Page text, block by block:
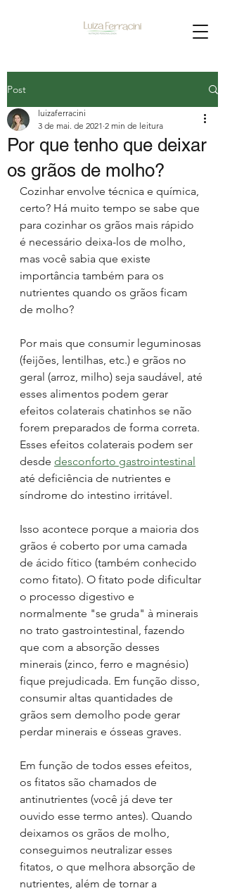
Post
Por que tenho que deixar
os grãos de molho?
luizaferracini
3 de mai. de 2021 2 min de leitura
Cozinhar envolve técnica e química,
certo? Há muito tempo se sabe que
para cozinhar os grãos mais rápido
é necessário deixa-los de molho,
mas você sabia que existe
importância também para os
nutrientes quando os grãos ficam
de molho?
Por mais que consumir leguminosas
(feijões, lentilhas, etc.) e grãos no
geral (arroz, milho) seja saudável, até
esses alimentos podem gerar
efeitos colaterais chatinhos se não
forem preparados de forma correta.
Esses efeitos colaterais podem ser
desde desconforto gastrointestinal
até deficiência de nutrientes e
síndrome do intestino irritável.
Isso acontece porque a maioria dos
grãos é coberto por uma camada
de ácido fítico (também conhecido
como fitato). O fitato pode dificultar
o processo digestivo e
normalmente "se gruda" à minerais
no trato gastrointestinal, fazendo
que com a absorção desses
minerais (zinco, ferro e magnésio)
fique prejudicada. Em função disso,
consumir altas quantidades de
grãos sem demolho pode gerar
perdar minerais e ósseas graves.
Em função de todos esses efeitos,
os fitatos são chamados de
antinutrientes (você já deve ter
ouvido esse termo antes). Quando
deixamos os grãos de molho,
conseguimos neutralizar esses
fitatos, o que melhora absorção de
nutrientes, além de tornar a